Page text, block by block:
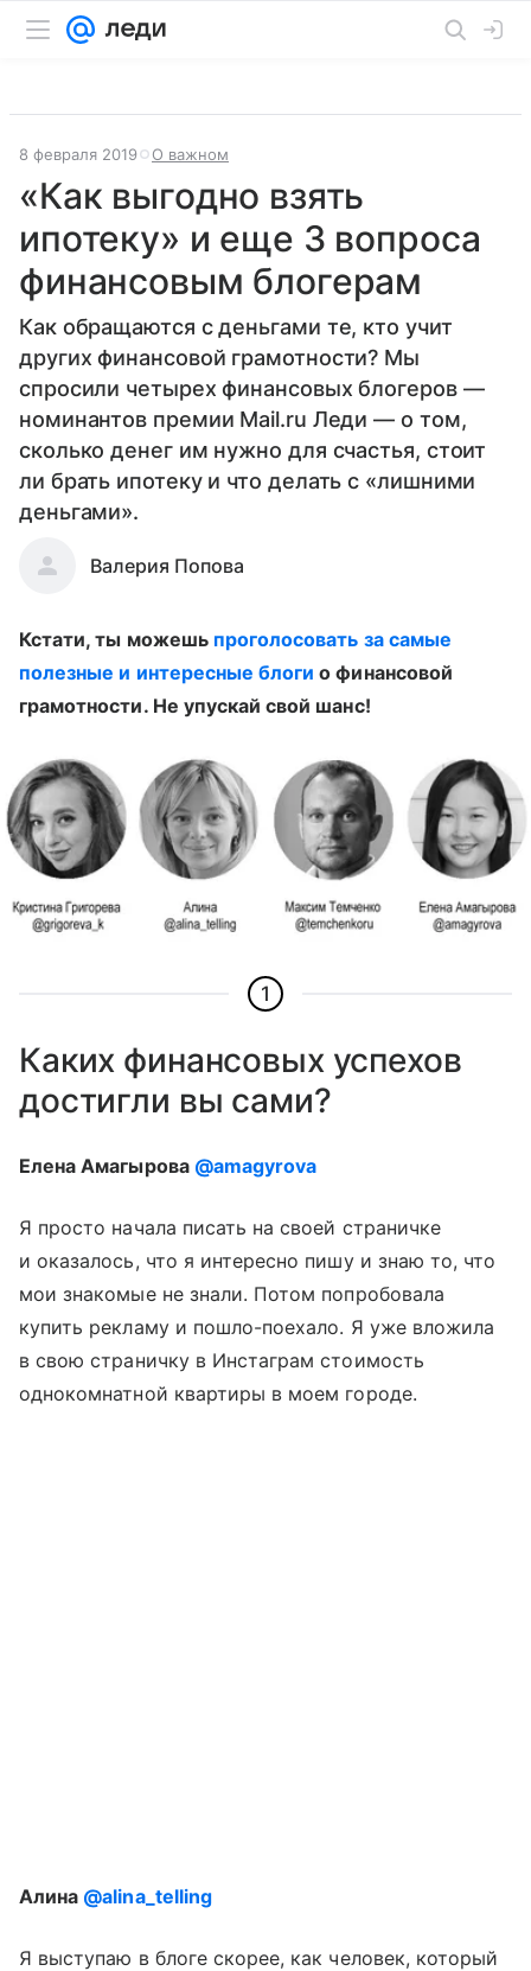
8 февраля 2019 О важном
«Как выгодно взять
ипотеку» и еще 3 вопроса
финансовым блогерам
Как обращаются с деньгами те, кто учит
других финансовой грамотности? Мы
спросили четырех финансовых блогеров —
номинантов премии Mail.ru Леди — о том,
сколько денег им нужно для счастья, стоит
ли брать ипотеку и что делать с «лишними
деньгами».
Валерия Попова
Кстати, ты можешьпроголосовать за самые
полезные и интересные блоги о финансовой
грамотности. Не упускай свой шанс!
1
Каких финансовых успехов
достигли вы сами?
Елена Амагырова @amagyrova
Я просто начала писать на своей страничке
и оказалось, что я интересно пишу и знаю то, что
мои знакомые не знали. Потом попробовала
купить рекламу и пошло-поехало. Я уже вложила
в свою страничку в Инстаграм стоимость
однокомнатной квартиры в моем городе.
Алина @alina_telling
Я выступаю в блоге скорее, как человек, который